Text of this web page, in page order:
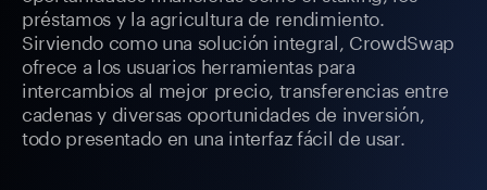
préstamos y la agricultura de rendimiento.
Sirviendo como una solución integral, CrowdSwap
ofrece a los usuarios herramientas para
intercambios al mejor precio, transferencias entre
cadenas y diversas oportunidades de inversión,
todo presentado en una interfaz fácil de usar.